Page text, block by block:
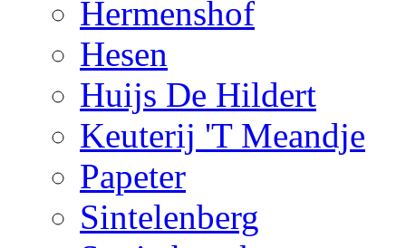
Hermenshof
Hesen
Huijs De Hildert
Keuterij 'T Meandje
Papeter
Sintelenberg